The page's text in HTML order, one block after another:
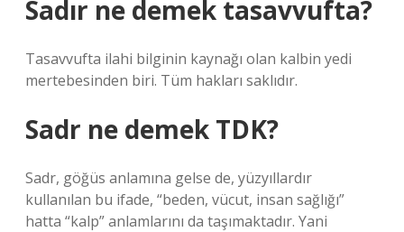
Sadır ne demek tasavvufta?
Tasavvufta ilahi bilginin kaynağı olan kalbin yedi
mertebesinden biri. Tüm hakları saklıdır.
Sadr ne demek TDK?
Sadr, göğüs anlamına gelse de, yüzyıllardır
kullanılan bu ifade, “beden, vücut, insan sağlığı”
hatta “kalp” anlamlarını da taşımaktadır. Yani